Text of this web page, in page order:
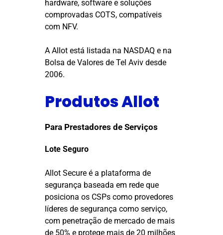
hardware, software e soluções
comprovadas COTS, compatíveis
com NFV.
A Allot está listada na NASDAQ e na
Bolsa de Valores de Tel Aviv desde
2006.
Produtos Allot
Para Prestadores de Serviços
Lote Seguro
Allot Secure é a plataforma de
segurança baseada em rede que
posiciona os CSPs como provedores
líderes de segurança como serviço,
com penetração de mercado de mais
de 50% e protege mais de 20 milhões